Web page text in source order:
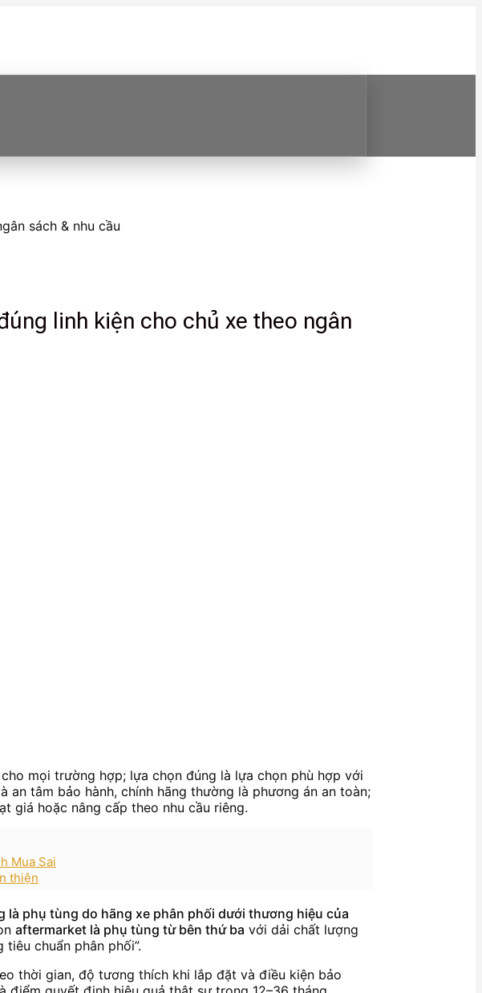
sách & nhu cầu
linh kiện cho chủ xe theo ngân
mọi trường hợp; lựa chọn đúng là lựa chọn phù hợp với
tâm bảo hành, chính hãng thường là phương án an toàn;
giá hoặc nâng cấp theo nhu cầu riêng.
Mua Sai
thiện
là phụ tùng do hãng xe phân phối dưới thương hiệu của
aftermarket là phụ tùng từ bên thứ ba với dải chất lượng
chuẩn phân phối”.
thời gian, độ tương thích khi lắp đặt và điều kiện bảo